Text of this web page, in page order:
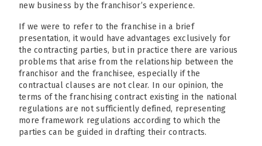
new business by the franchisor’s experience.
If we were to refer to the franchise in a brief
presentation, it would have advantages exclusively for
the contracting parties, but in practice there are various
problems that arise from the relationship between the
franchisor and the franchisee, especially if the
contractual clauses are not clear. In our opinion, the
terms of the franchising contract existing in the national
regulations are not sufficiently defined, representing
more framework regulations according to which the
parties can be guided in drafting their contracts.